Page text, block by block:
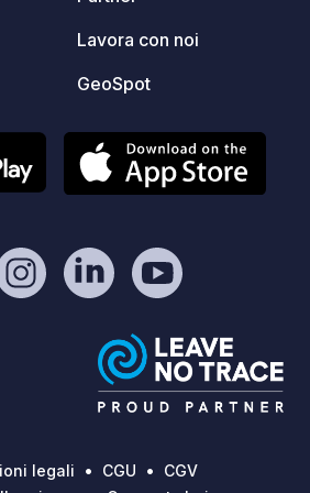
Lavora con noi
GeoSpot
legali CGU
CGV